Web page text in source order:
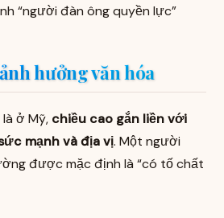
“người đàn ông quyền lực”
hưởng văn hóa
ở Mỹ, chiều cao gắn liền với
mạnh và địa vị. Một người
được mặc định là “có tố chất